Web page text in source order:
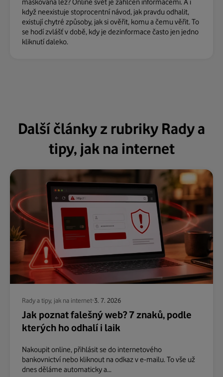
maskovaná lež? Online svět je zahlcen informacemi. A i
když neexistuje stoprocentní návod, jak pravdu odhalit,
existují chytré způsoby, jak si ověřit, komu a čemu věřit. To
se hodí zvlášť v době, kdy je dezinformace často jen jedno
kliknutí daleko.
Další články z rubriky Rady a
tipy, jak na internet
Rady a tipy, jak na internet 3. 7. 2026
Jak poznat falešný web? 7 znaků, podle
kterých ho odhalí i laik
Nakoupit online, přihlásit se do internetového
bankovnictví nebo kliknout na odkaz v e-mailu. To vše už
dnes děláme automaticky a...